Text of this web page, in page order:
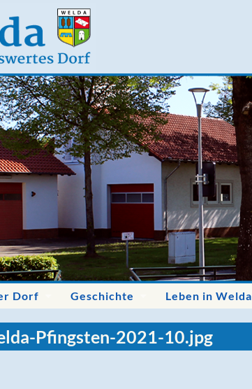
Dorf Geschichte Leben in Welda
Pfingsten-2021-10.jpg